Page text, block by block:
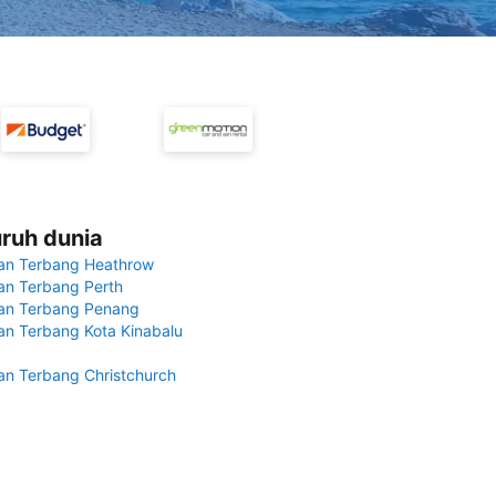
dunia
Terbang Heathrow
Terbang Perth
Terbang Penang
Terbang Kota Kinabalu
Terbang Christchurch